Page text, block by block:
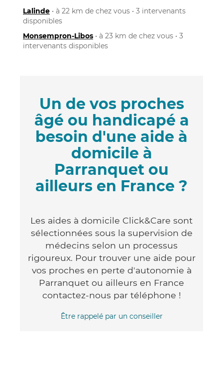
Lalinde • à 22 km de chez vous • 3 intervenants
disponibles
Monsempron-Libos • à 23 km de chez vous • 3
intervenants disponibles
Un de vos proches
âgé ou handicapé a
besoin d'une aide à
domicile à
Parranquet ou
ailleurs en France ?
Les aides à domicile Click&Care sont
sélectionnées sous la supervision de
médecins selon un processus
rigoureux. Pour trouver une aide pour
vos proches en perte d'autonomie à
Parranquet ou ailleurs en France
contactez-nous par téléphone !
Être rappelé par un conseiller